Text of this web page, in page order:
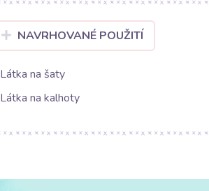
NAVRHOVANÉ POUŽITÍ
Látka na šaty
Látka na kalhoty